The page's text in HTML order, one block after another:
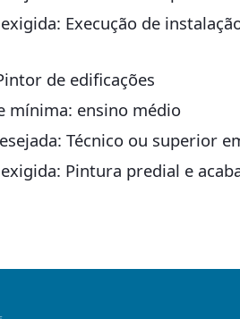
Execução de
de edificações
mínima: ensino médio
Técnico ou superior
Pintura predial e